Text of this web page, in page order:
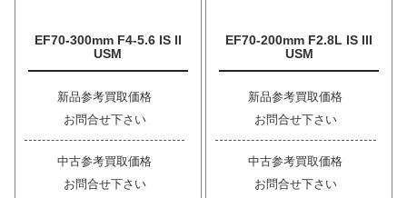
EF70-300mm F4-5.6 IS II
USM
新品参考買取価格
お問合せ下さい
中古参考買取価格
お問合せ下さい
EF70-200mm F2.8L IS III
USM
新品参考買取価格
お問合せ下さい
中古参考買取価格
お問合せ下さい